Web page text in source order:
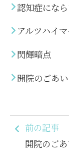
認知症にな
アルツハイ
閃輝暗点
開院のごあ
前の記事
開院のご